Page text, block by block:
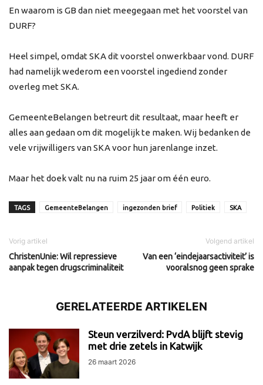
En waarom is GB dan niet meegegaan met het voorstel van
DURF?
Heel simpel, omdat SKA dit voorstel onwerkbaar vond. DURF
had namelijk wederom een voorstel ingediend zonder
overleg met SKA.
GemeenteBelangen betreurt dit resultaat, maar heeft er
alles aan gedaan om dit mogelijk te maken. Wij bedanken de
vele vrijwilligers van SKA voor hun jarenlange inzet.
Maar het doek valt nu na ruim 25 jaar om één euro.
TAGS GemeenteBelangen ingezonden brief Politiek SKA
Vorig artikel
ChristenUnie: Wil repressieve
aanpak tegen drugscriminaliteit
Volgend artikel
Van een ‘eindejaarsactiviteit’ is
vooralsnog geen sprake
GERELATEERDE ARTIKELEN
Steun verzilverd: PvdA blijft stevig
met drie zetels in Katwijk
26 maart 2026